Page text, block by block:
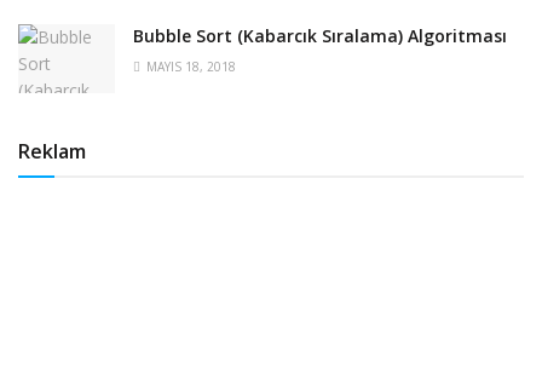
Bubble Sort (Kabarcık Sıralama) Algoritması
MAYIS 18, 2018
Reklam